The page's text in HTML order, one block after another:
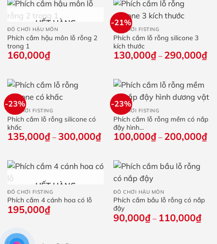
130,000₫
HẾT HÀNG
ĐỒ CHƠI HẬU MÔN
Phích cắm hậu môn lỗ rỗng 2
trong 1
160,000₫
-21%
ĐỒ CHƠI FISTING
Phích cắm lỗ rỗng silicone 3
kích thước
130,000₫ – 290,000₫
-23%
ĐỒ CHƠI FISTING
Phích cắm lỗ rỗng silicone có
khấc
135,000₫ – 300,000₫Khoảng
giá:
135,000₫
đến
300,000₫
-23%
ĐỒ CHƠI FISTING
Phích cắm lỗ rỗng mềm có nắp
đậy hình...
100,000₫ – 200,000₫
HẾT HÀNG
ĐỒ CHƠI FISTING
Phích cắm 4 cánh hoa có lỗ
195,000₫
ĐỒ CHƠI HẬU MÔN
Phích cắm bầu lỗ rỗng có nắp
đậy
90,000₫ – 110,000₫
giá: